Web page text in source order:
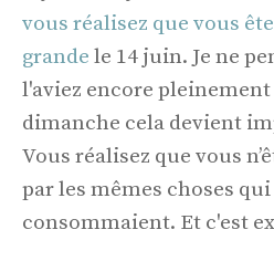
vous réalisez que vous
grande le 14 juin. Je ne
l'aviez encore
dimanche cela devient
Vous réalisez que vous
par les mêmes choses
consommaient. Et c'est